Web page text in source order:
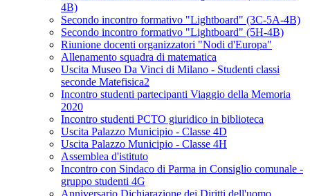
4B)
Secondo incontro formativo "Lightboard" (3C-5A-4B)
Secondo incontro formativo "Lightboard" (5H-4B)
Riunione docenti organizzatori "Nodi d'Europa"
Allenamento squadra di matematica
Uscita Museo Da Vinci di Milano - Studenti classi
seconde Matefisica2
Incontro studenti partecipanti Viaggio della Memoria
2020
Incontro studenti PCTO giuridico in biblioteca
Uscita Palazzo Municipio - Classe 4D
Uscita Palazzo Municipio - Classe 4H
Assemblea d'istituto
Incontro con Sindaco di Parma in Consiglio comunale -
gruppo studenti 4G